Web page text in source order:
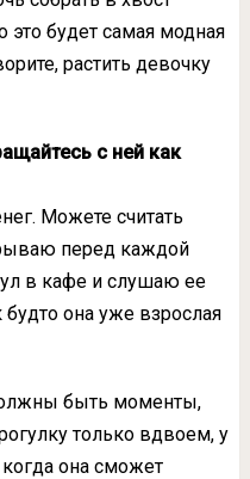
будет самая модная
растить девочку
с ней как
Можете считать
перед каждой
в кафе и слушаю ее
будто она уже взрослая
быть моменты,
только вдвоем, у
она сможет